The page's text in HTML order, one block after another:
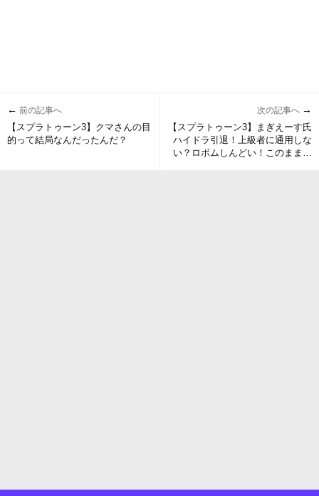
← 前の記事へ
【スプラトゥーン3】クマさんの目
的って結局なんだったんだ？
次の記事へ →
【スプラトゥーン3】まぎえーす氏
ハイドラ引退！上級者に通用しな
い？ロボムしんどい！このまま弱